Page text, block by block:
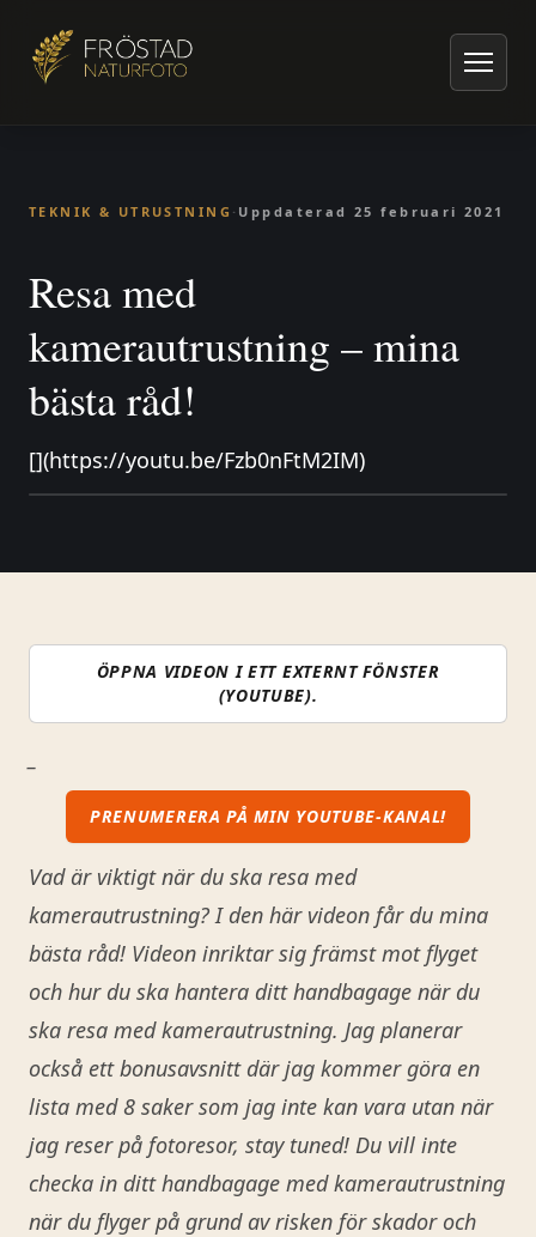
Artiklar om naturfoto
Teknik & utrustning
Resa med kamerautrustning – mina bästa råd!
TEKNIK & UTRUSTNING · Uppdaterad25 februari 2021
Resa med
kamerautrustning – mina
bästa råd!
[](https://youtu.be/Fzb0nFtM2IM)
ÖPPNA VIDEON I ETT EXTERNT FÖNSTER
(YOUTUBE).
PRENUMERERA PÅ MIN YOUTUBE-KANAL!
Vad är viktigt när du ska resa med
kamerautrustning? I den här videon får du mina
bästa råd! Videon inriktar sig främst mot flyget
och hur du ska hantera ditt handbagage när du
ska resa med kamerautrustning. Jag planerar
också ett bonusavsnitt där jag kommer göra en
lista med 8 saker som jag inte kan vara utan när
jag reser på fotoresor, stay tuned! Du vill inte
checka in ditt handbagage med kamerautrustning
när du flyger på grund av risken för skador och